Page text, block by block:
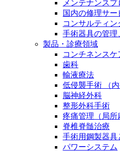
製品ポートフォリオ​
こちらの製品ポートフォ
ただくことができます。
ビー・ブラウンエースク
けませんか？現在募集中
ます。
ニューススペース
メンテナンスプ
国内の修理サ
コンサルティン
手術器具の管
製品・診療領域
コンチネンスケ
歯科
輸液療法
低侵襲手術 （内
脳神経外科
整形外科手術
疼痛管理（局所
脊椎脊髄治療
手術用鋼製器具
パワーシステム